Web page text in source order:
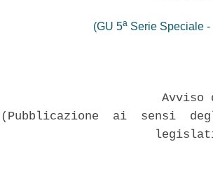
(GU 5aSerie Speciale -
(Pubblicazione  ai  sensi